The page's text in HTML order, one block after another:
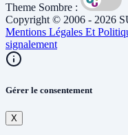
Theme Sombre :
Copyright © 2006 - 2026
Mentions Légales Et
signalement
Gérer le consentement
X